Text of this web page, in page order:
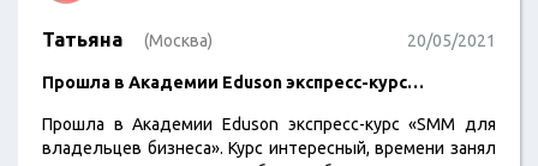
Татьяна (Москва) 20/05/2021
Прошла в Академии Eduson экспресс-курс…
Прошла в Академии Eduson экспресс-курс «SMM для
владельцев бизнеса». Курс интересный, времени занял